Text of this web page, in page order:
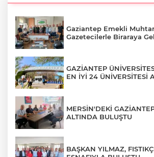
Gaziantep Emekli
Gazetecilerle Biraraya
GAZİANTEP
EN İYİ 24 ÜNİVERSİTESİ
MERSİN'DEKİ
ALTINDA BULUŞTU
BAŞKAN YILMAZ,